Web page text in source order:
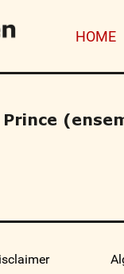
HOME
Prince